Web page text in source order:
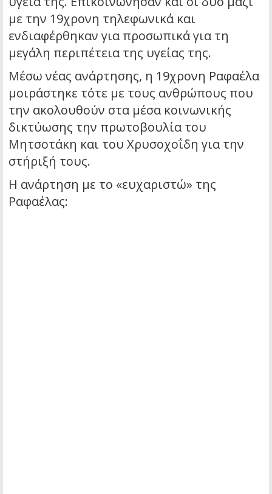
με την 19χρονη τηλεφωνικά και
ενδιαφέρθηκαν για προσωπικά για τη
μεγάλη περιπέτεια της υγείας της.
Μέσω νέας ανάρτησης, η 19χρονη Ραφαέλα
μοιράστηκε τότε με τους ανθρώπους που
την ακολουθούν στα μέσα κοινωνικής
δικτύωσης την πρωτοβουλία του
Μητσοτάκη και του Χρυσοχοΐδη για την
στήριξή τους.
Η ανάρτηση με το «ευχαριστώ» της
Ραφαέλας: